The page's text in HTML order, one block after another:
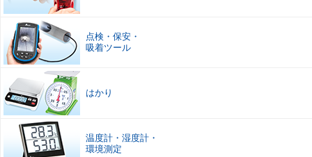
点検 ・ 保安 ・
吸着ツール
はかり
温度計 ・ 湿度計 ・
環境測定